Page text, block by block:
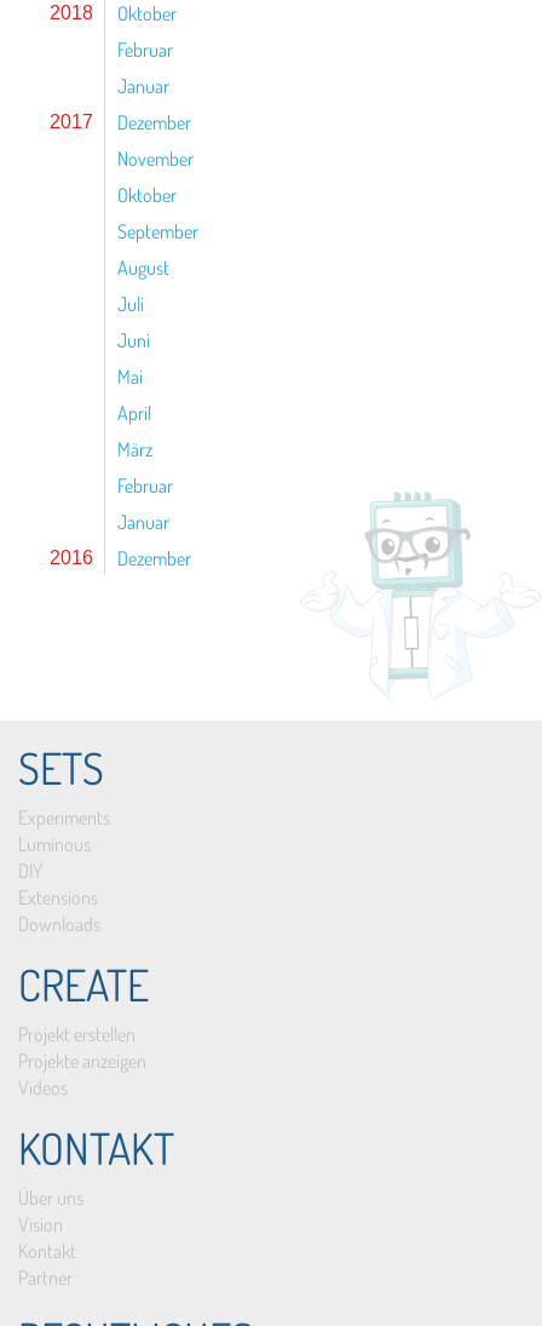
2018
Oktober
Februar
Januar
2017
Dezember
November
Oktober
September
August
Juli
Juni
Mai
April
März
Februar
Januar
2016 Dezember
SETS
Experiments
Luminous
DIY
Extensions
Downloads
CREATE
Projekt erstellen
Projekte anzeigen
Videos
KONTAKT
Über uns
Vision
Kontakt
Partner